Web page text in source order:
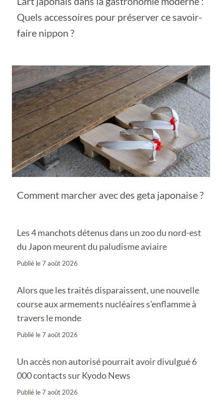
Quels accessoires pour préserver ce savoir-
faire nippon ?
Comment marcher avec des geta japonaise ?
Les 4 manchots détenus dans un zoo du nord-est
du Japon meurent du paludisme aviaire
Publié le7 août 2026
Alors que les traités disparaissent, une nouvelle
course aux armements nucléaires s’enflamme à
travers le monde
Publié le7 août 2026
Un accès non autorisé pourrait avoir divulgué 6
000 contacts sur Kyodo News
Publié le7 août 2026